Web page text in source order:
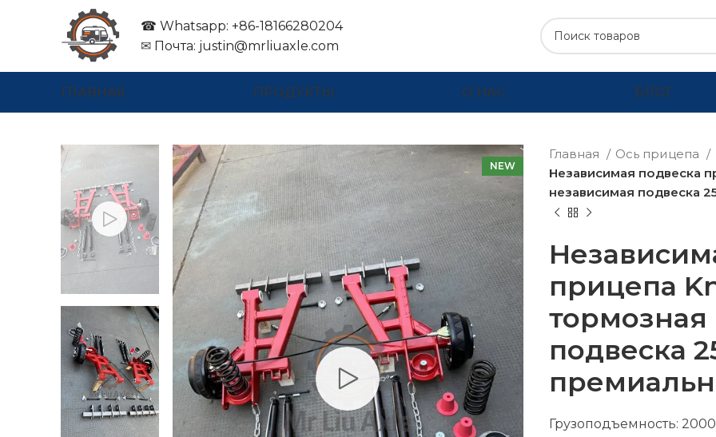
☎ Whatsapp: +86-18166280204
✉ Почта: justin@mrliuaxle.com
ГЛАВНАЯ ПРОДУКТЫ О НАС БЛОГ
NEW
Главная
Ось прицепа
Независимая подвеска
независимая подвеска
прицепа
тормозная
подвеска
Грузоподъемность: